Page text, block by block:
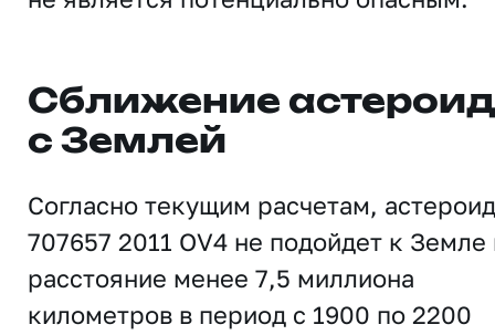
Сближение
с Землей
Согласно текущим расчетам, астероид
707657 2011 OV4 не подойдет к Земле
расстояние менее 7,5 миллиона
километров в период с 1900 по 2200